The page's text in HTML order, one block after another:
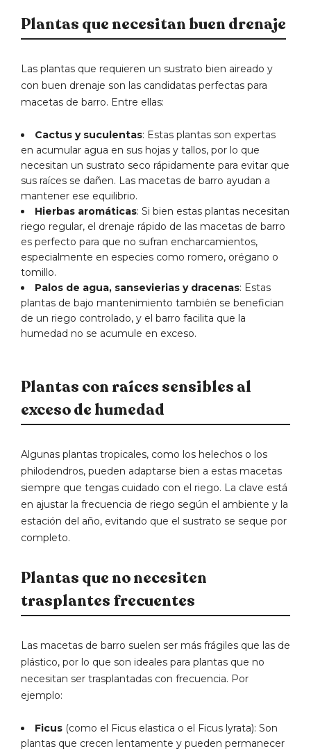
Plantas que necesitan buen drenaje
Las plantas que requieren un sustrato bien aireado y
con buen drenaje son las candidatas perfectas para
macetas de barro. Entre ellas:
Cactus y suculentas: Estas plantas son expertas
en acumular agua en sus hojas y tallos, por lo que
necesitan un sustrato seco rápidamente para evitar que
sus raíces se dañen. Las macetas de barro ayudan a
mantener ese equilibrio.
Hierbas aromáticas: Si bien estas plantas necesitan
riego regular, el drenaje rápido de las macetas de barro
es perfecto para que no sufran encharcamientos,
especialmente en especies como romero, orégano o
tomillo.
Palos de agua, sansevierias y dracenas: Estas
plantas de bajo mantenimiento también se benefician
de un riego controlado, y el barro facilita que la
humedad no se acumule en exceso.
Plantas con raíces sensibles al
exceso de humedad
Algunas plantas tropicales, como los helechos o los
philodendros, pueden adaptarse bien a estas macetas
siempre que tengas cuidado con el riego. La clave está
en ajustar la frecuencia de riego según el ambiente y la
estación del año, evitando que el sustrato se seque por
completo.
Plantas que no necesiten
trasplantes frecuentes
Las macetas de barro suelen ser más frágiles que las de
plástico, por lo que son ideales para plantas que no
necesitan ser trasplantadas con frecuencia. Por
ejemplo:
Ficus (como el Ficus elastica o el Ficus lyrata): Son
plantas que crecen lentamente y pueden permanecer